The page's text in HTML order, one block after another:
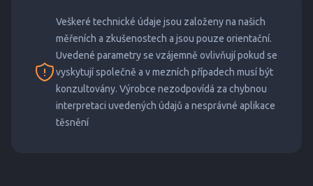
Veškeré technické údaje jsou založeny na našich
měřeních a zkušenostech a jsou pouze orientační.
Uvedené parametry se vzájemně ovlivňují pokud se
vyskytují společně a v mezních případech musí být
konzultovány. Výrobce nezodpovídá za chybnou
interpretaci uvedených údajů a nesprávné aplikace
těsnění